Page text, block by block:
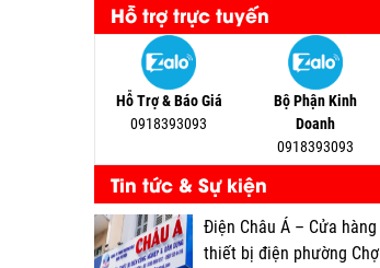
Hỗ trợ trực tuyến
Hỗ Trợ & Báo Giá
0918393093
Bộ Phận Kinh
Doanh
0918393093
Tin tức & Sự kiện
Điện Châu Á – Cửa hàng
thiết bị điện phường Chợ